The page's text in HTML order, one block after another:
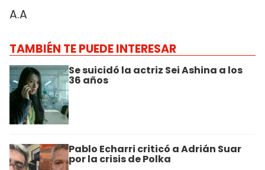
A.A
TAMBIÉN TE PUEDE INTERESAR
Se suicidó la actriz Sei Ashina a los
36 años
Pablo Echarri criticó a Adrián Suar
por la crisis de Polka